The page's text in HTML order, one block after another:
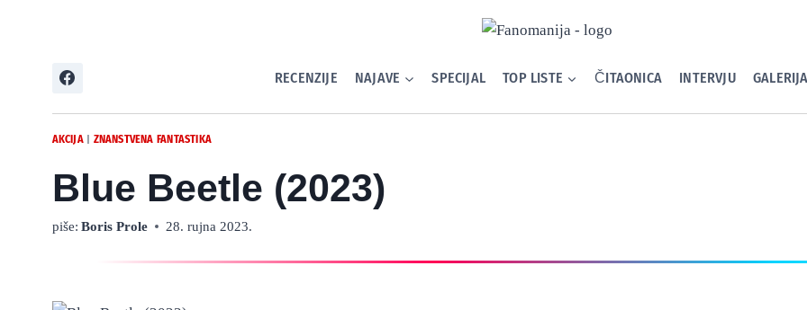
RECENZIJE
NAJAVE SPECIJAL TOP LISTE ČITAONICA INTERVJU
AKCIJA| ZNANSTVENA FANTASTIKA
Blue Beetle (2023)
piše: Boris Prole 28. rujna 2023.